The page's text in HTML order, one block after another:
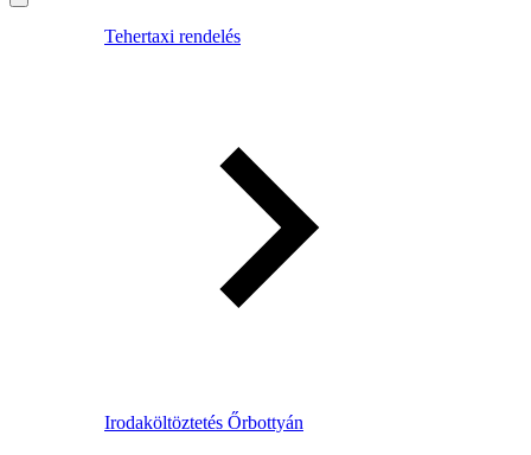
Tehertaxi rendelés
Irodaköltöztetés Őrbottyán